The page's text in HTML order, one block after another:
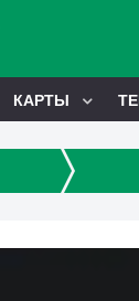
КАРТЫ